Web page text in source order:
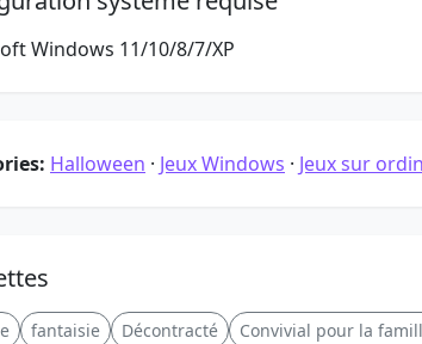
Windows 11/10/8/7/XP
Halloween · Jeux Windows · Jeux sur
fantaisie Décontracté Convivial pour la